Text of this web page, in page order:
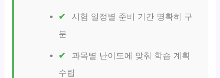
시험 일정별 준비 기간 명확히 구
분
과목별 난이도에 맞춰 학습 계획
수립